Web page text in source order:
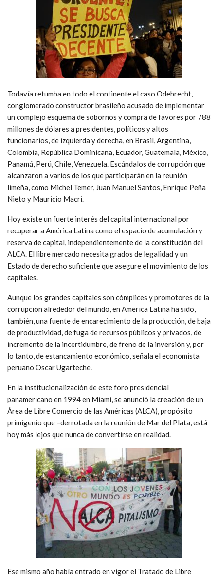
Todavía retumba en todo el continente el caso Odebrecht,
conglomerado constructor brasileño acusado de implementar
un complejo esquema de sobornos y compra de favores por 788
millones de dólares a presidentes, políticos y altos
funcionarios, de izquierda y derecha, en Brasil, Argentina,
Colombia, República Dominicana, Ecuador, Guatemala, México,
Panamá, Perú, Chile, Venezuela. Escándalos de corrupción que
alcanzaron a varios de los que participarán en la reunión
limeña, como Michel Temer, Juan Manuel Santos, Enrique Peña
Nieto y Mauricio Macri.
Hoy existe un fuerte interés del capital internacional por
recuperar a América Latina como el espacio de acumulación y
reserva de capital, independientemente de la constitución del
ALCA. El libre mercado necesita grados de legalidad y un
Estado de derecho suficiente que asegure el movimiento de los
capitales.
Aunque los grandes capitales son cómplices y promotores de la
corrupción alrededor del mundo, en América Latina ha sido,
también, una fuente de encarecimiento de la producción, de baja
de productividad, de fuga de recursos públicos y privados, de
incremento de la incertidumbre, de freno de la inversión y, por
lo tanto, de estancamiento económico, señala el economista
peruano Oscar Ugarteche.
En la institucionalización de este foro presidencial
panamericano en 1994 en Miami, se anunció la creación de un
Área de Libre Comercio de las Américas (ALCA), propósito
primigenio que –derrotada en la reunión de Mar del Plata, está
hoy más lejos que nunca de convertirse en realidad.
Ese mismo año había entrado en vigor el Tratado de Libre